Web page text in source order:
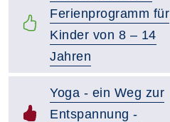
Ferienprogramm für
Kinder von 8 – 14
Jahren
Yoga - ein Weg zur
Entspannung -